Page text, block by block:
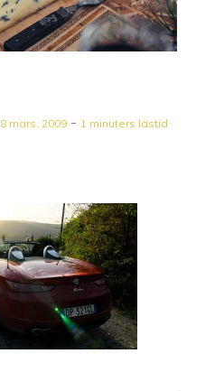
8 mars, 2009 1 minuters lästid